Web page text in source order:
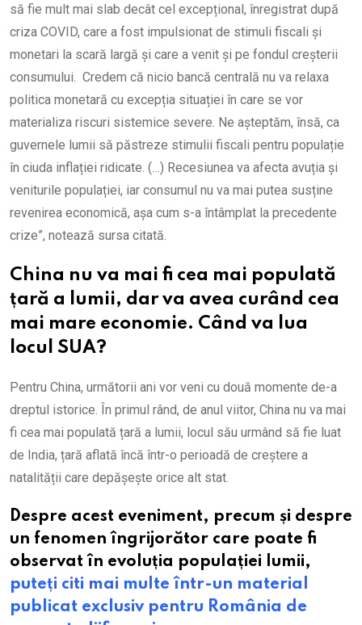
să fie mult mai slab decât cel excepțional, înregistrat după
criza COVID, care a fost impulsionat de stimuli fiscali și
monetari la scară largă și care a venit și pe fondul creșterii
consumului. Credem că nicio bancă centrală nu va relaxa
politica monetară cu excepția situației în care se vor
materializa riscuri sistemice severe. Ne așteptăm, însă, ca
guvernele lumii să păstreze stimulii fiscali pentru populație
în ciuda inflației ridicate. (…) Recesiunea va afecta avuția și
veniturile populației, iar consumul nu va mai putea susține
revenirea economică, așa cum s-a întâmplat la precedente
crize”, notează sursa citată.
China nu va mai fi cea mai populată
țară a lumii, dar va avea curând cea
mai mare economie. Când va lua
locul SUA?
Pentru China, următorii ani vor veni cu două momente de-a
dreptul istorice. În primul rând, de anul viitor, China nu va mai
fi cea mai populată țară a lumii, locul său urmând să fie luat
de India, țară aflată încă într-o perioadă de creștere a
natalității care depășește orice alt stat.
Despre acest eveniment, precum și despre
un fenomen îngrijorător care poate fi
observat în evoluția populației lumii,
puteți citi mai multe într-un material
publicat exclusiv pentru România de